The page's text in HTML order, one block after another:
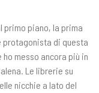
primo piano, la prima
protagonista di questa
messo ancora più in
Le librerie su
nicchie a lato del